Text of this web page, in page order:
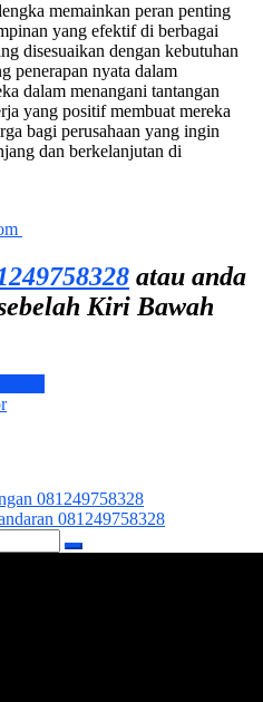
memainkan peran penting
yang efektif di berbagai
disesuaikan dengan kebutuhan
penerapan nyata dalam
dalam menangani tantangan
yang positif membuat mereka
bagi perusahaan yang ingin
dan berkelanjutan di
atau anda
Kiri Bawah
081249758328
081249758328